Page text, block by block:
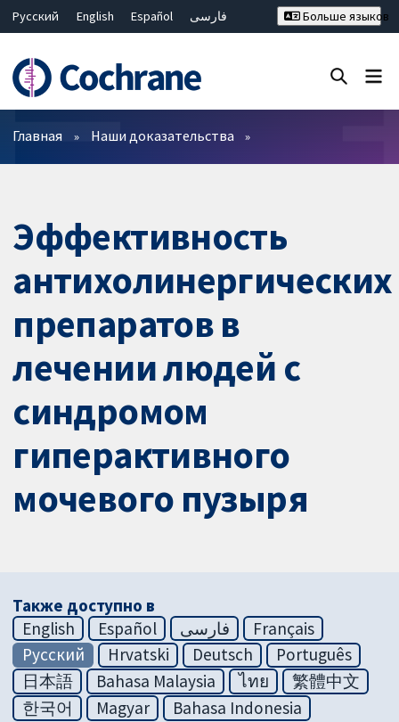
Русский English Español
فارسی
Bahasa Malaysia
ไทย
繁體中文
简体中文
Больше языков
Фильтры
Главная Наши доказательства
Эффективность
антихолинергических
препаратов в
лечении людей с
синдромом
гиперактивного
мочевого пузыря
Также доступно в
English
Español فارسی
Français
Русский
Hrvatski Deutsch
Português
日本語
Bahasa Malaysia ไทย
繁體中文
한국어
Magyar Bahasa Indonesia